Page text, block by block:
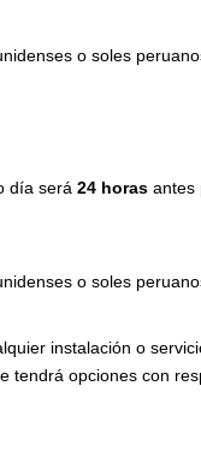
o soles
día será 24 horas antes
o soles
instalación o
opciones con